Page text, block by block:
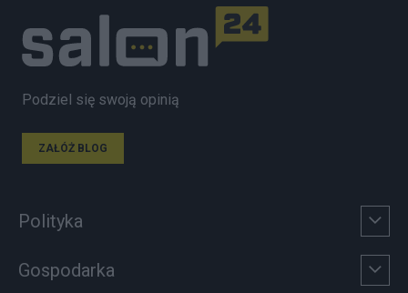
Podziel się swoją opinią
ZAŁÓŻ BLOG
Polityka
Gospodarka